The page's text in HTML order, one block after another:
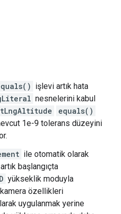
işlevi artık hata
nesnelerini kabul
equals()
1e-9 tolerans düzeyini
ile otomatik olarak
başlangıçta
yükseklik moduyla
özellikleri
uygulanmak yerine